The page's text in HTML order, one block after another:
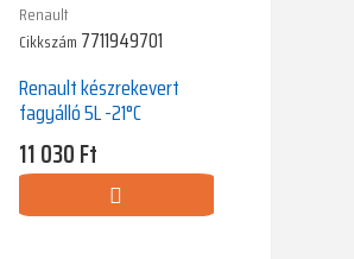
Renault
Cikkszám 7711949701
Renault készrekevert
fagyálló 5L -21°C
Ár
11 030 Ft